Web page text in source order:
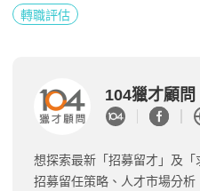
轉職評估
104獵才顧問
想探索最新「招募留才」及
招募留任策略、人才市場分析